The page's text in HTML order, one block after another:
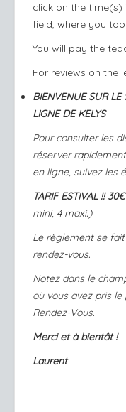
click on the time(s)
field, where you
You will pay the
For reviews on the
BIENVENUE SUR LE
LIGNE DE KELYS
Pour consulter les
réserver
en ligne, suivez les
TARIF ESTIVAL !!
mini, 4 maxi.)
Le règlement se
rendez-vous.
Notez dans le
où vous avez pris
Rendez-Vous.
Merci et à bientôt !
Laurent